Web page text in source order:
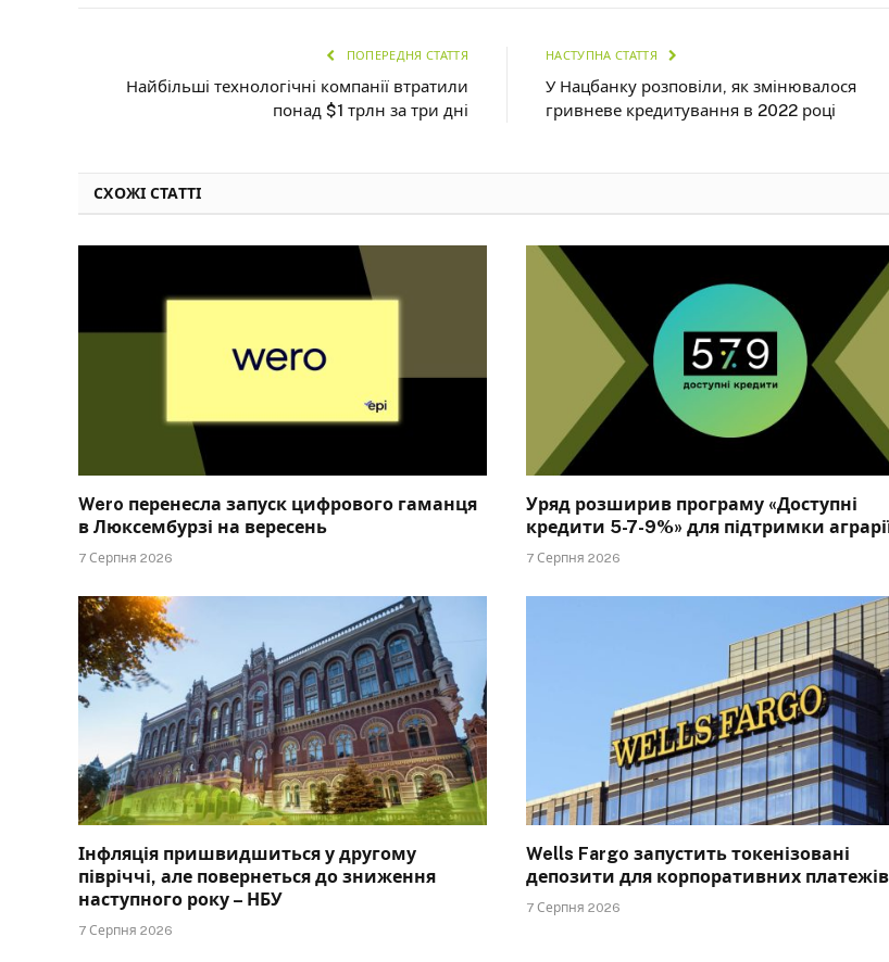
ПОПЕРЕДНЯ СТАТТЯ
Найбільші технологічні компанії втратили
понад $1 трлн за три дні
НАСТУПНА СТАТТЯ
У Нацбанку розповіли, як змінювалося
гривневе кредитування в 2022 році
СХОЖІ СТАТТІ
Wero перенесла запуск цифрового гаманця
в Люксембурзі на вересень
7 Серпня 2026
Уряд розширив програму «Доступні
кредити 5-7-9%» для підтримки
7 Серпня 2026
Інфляція пришвидшиться у другому
півріччі, але повернеться до зниження
наступного року – НБУ
7 Серпня 2026
Wells Fargo запустить токенізовані
депозити для корпоративних
7 Серпня 2026